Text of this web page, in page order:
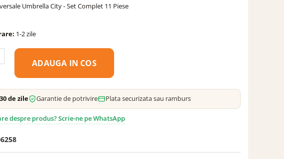
Umbrella City - Set Complet 11 Piese
1-2 zile
ADAUGA IN COS
de zile Garantie de potrivire Plata securizata sau ramburs
despre produs? Scrie-ne pe WhatsApp